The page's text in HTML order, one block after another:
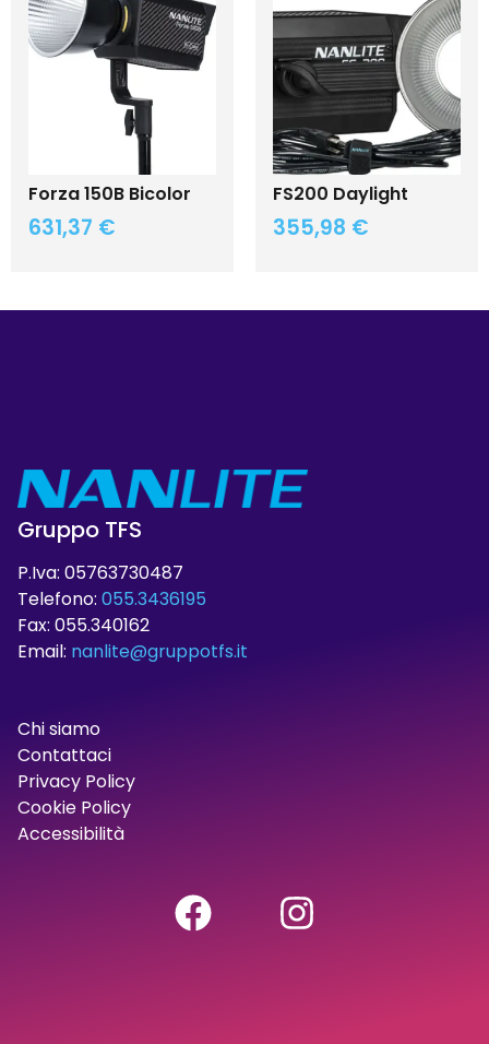
Forza 150B Bicolor
631,37 €
FS200 Daylight
355,98 €
Gruppo TFS
P.Iva: 05763730487
Telefono: 055.3436195
Fax: 055.340162
Email: nanlite@gruppotfs.it
Chi siamo
Contattaci
Privacy Policy
Cookie Policy
Accessibilità